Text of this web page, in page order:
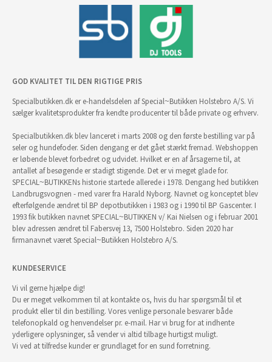
GOD KVALITET TIL DEN RIGTIGE PRIS
Specialbutikken.dk er e-handelsdelen af Special~Butikken Holstebro A/S. Vi
sælger kvalitetsprodukter fra kendte producenter til både private og erhverv.
Specialbutikken.dk blev lanceret i marts 2008 og den første bestilling var på
seler og hundefoder. Siden dengang er det gået stærkt fremad. Webshoppen
er løbende blevet forbedret og udvidet. Hvilket er en af årsagerne til, at
antallet af besøgende er stadigt stigende. Det er vi meget glade for.
SPECIAL~BUTIKKENs historie startede allerede i 1978. Dengang hed butikken
Landbrugsvognen - med varer fra Harald Nyborg. Navnet og konceptet blev
efterfølgende ændret til BP depotbutikken i 1983 og i 1990 til BP Gascenter. I
1993 fik butikken navnet SPECIAL~BUTIKKEN v/ Kai Nielsen og i februar 2001
blev adressen ændret til Fabersvej 13, 7500 Holstebro. Siden 2020 har
firmanavnet været Special~Butikken Holstebro A/S.
KUNDESERVICE
Vi vil gerne hjælpe dig!
Du er meget velkommen til at kontakte os, hvis du har spørgsmål til et
produkt eller til din bestilling. Vores venlige personale besvarer både
telefonopkald og henvendelser pr. e-mail. Har vi brug for at indhente
yderligere oplysninger, så vender vi altid tilbage hurtigst muligt.
Vi ved at tilfredse kunder er grundlaget for en sund forretning.